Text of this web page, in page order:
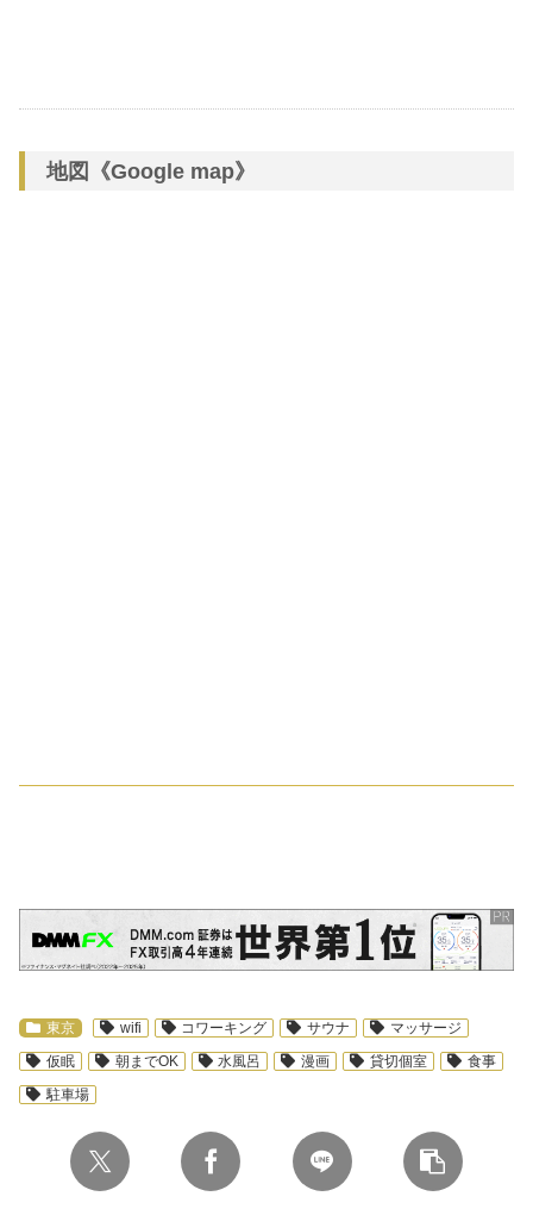
地図《Google map》
スポンサーリンク
東京 wifi コワーキング サウナ
マッサージ
仮眠
朝までOK 水風呂 漫画 貸切個室
食事
駐車場